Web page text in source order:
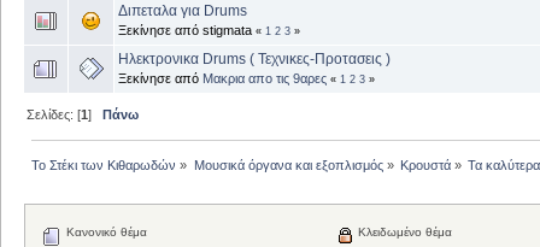
Διπεταλα για Drums
Ξεκίνησε από stigmata « 1 2 3 »
Ηλεκτρονικα Drums ( Τεχνικες-Προτασεις )
Ξεκίνησε από Μακρια απο τις 9αρες « 1 2 3 »
Σελίδες: [1]Πάνω
Το Στέκι των Κιθαρωδών » Μουσικά όργανα και εξοπλισμός» Κρουστά» Τα
Κανονικό θέμα
Κλειδωμένο θέμα